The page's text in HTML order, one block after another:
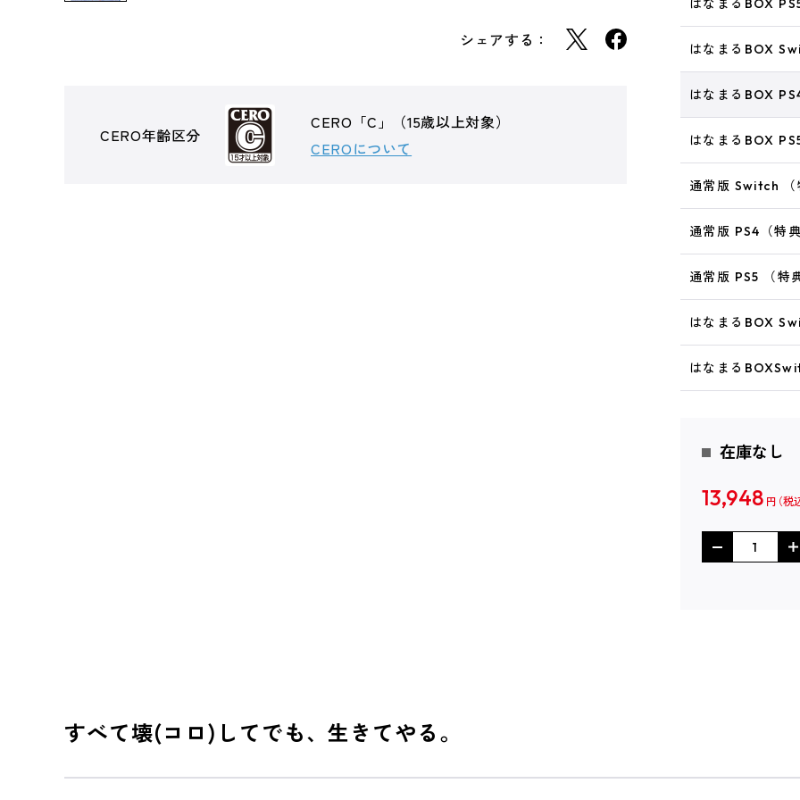
シェアする：
CERO年齢区分
CERO「C」（15歳以上対象）
CEROについて
はなまるBOX
はなまるBOX
はなまるBOX
はなまるBOX
通常版 Switch （
通常版 PS4（特
通常版 PS5 （特
はなまるBOX
はなまる
在庫なし
13,948 円
すべて壊(コロ)してでも、生きてやる。